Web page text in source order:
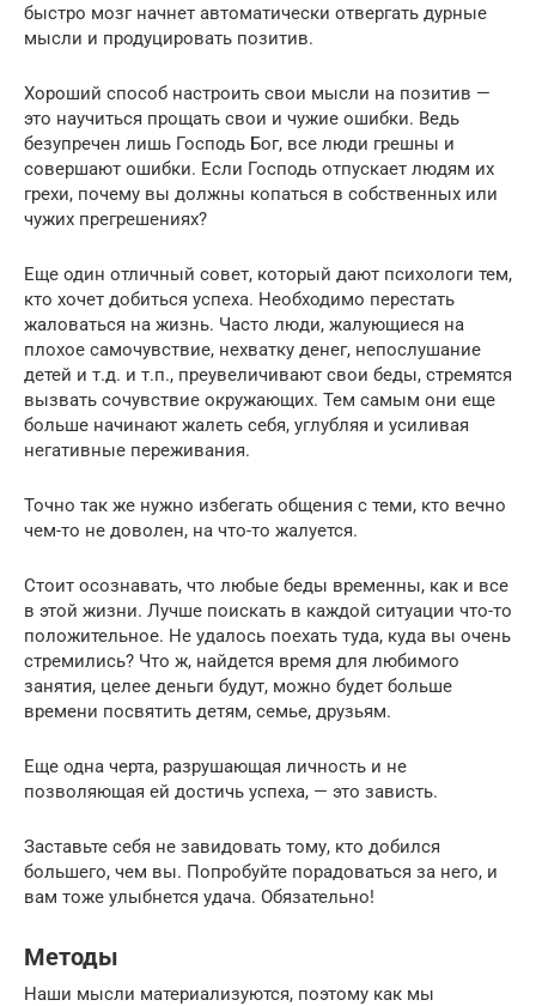
быстро мозг начнет автоматически отвергать дурные
мысли и продуцировать позитив.
Хороший способ настроить свои мысли на позитив —
это научиться прощать свои и чужие ошибки. Ведь
безупречен лишь Господь Бог, все люди грешны и
совершают ошибки. Если Господь отпускает людям их
грехи, почему вы должны копаться в собственных или
чужих прегрешениях?
Еще один отличный совет, который дают психологи тем,
кто хочет добиться успеха. Необходимо перестать
жаловаться на жизнь. Часто люди, жалующиеся на
плохое самочувствие, нехватку денег, непослушание
детей и т.д. и т.п., преувеличивают свои беды, стремятся
вызвать сочувствие окружающих. Тем самым они еще
больше начинают жалеть себя, углубляя и усиливая
негативные переживания.
Точно так же нужно избегать общения с теми, кто вечно
чем-то не доволен, на что-то жалуется.
Стоит осознавать, что любые беды временны, как и все
в этой жизни. Лучше поискать в каждой ситуации что-то
положительное. Не удалось поехать туда, куда вы очень
стремились? Что ж, найдется время для любимого
занятия, целее деньги будут, можно будет больше
времени посвятить детям, семье, друзьям.
Еще одна черта, разрушающая личность и не
позволяющая ей достичь успеха, — это зависть.
Заставьте себя не завидовать тому, кто добился
большего, чем вы. Попробуйте порадоваться за него, и
вам тоже улыбнется удача. Обязательно!
Методы
Наши мысли материализуются, поэтому как мы